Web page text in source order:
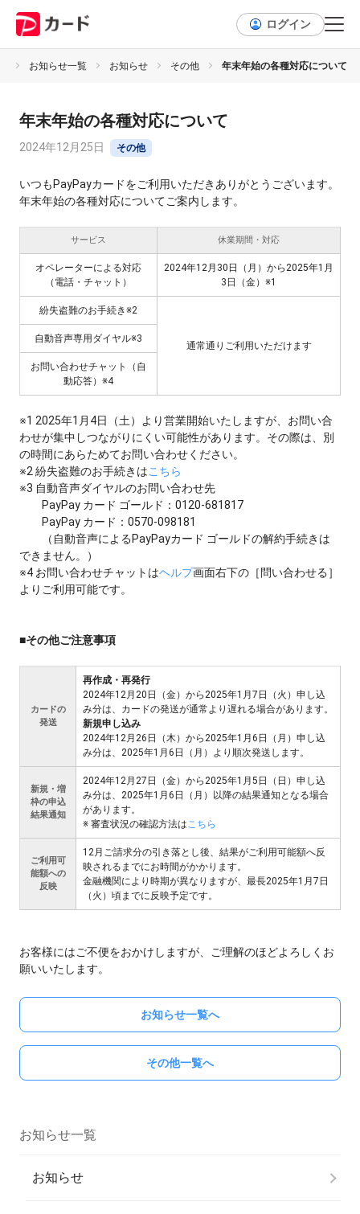
ログイン
お知らせ一覧 お知らせ その他 年末年始の各種対応について
年末年始の各種対応について
2024年12月25日 その他
いつもPayPayカードをご利用いただきありがとうございます。
年末年始の各種対応についてご案内します。
サービス 休業期間・対応
オペレーターによる対応
（電話・チャット）
2024年12月30日（月）から2025年1月
3日（金）※1
紛失盗難のお手続き※2
通常通りご利用いただけます
自動音声専用ダイヤル※3
お問い合わせチャット（自
動応答）※4
※1 2025年1月4日（土）より営業開始いたしますが、お問い合
わせが集中しつながりにくい可能性があります。その際は、別
の時間にあらためてお問い合わせください。
※2 紛失盗難のお手続きはこちら
※3 自動音声ダイヤルのお問い合わせ先
PayPay カード ゴールド：0120-681817
PayPay カード：0570-098181
（自動音声によるPayPayカード ゴールドの解約手続きは
できません。）
※4 お問い合わせチャットはヘルプ画面右下の［問い合わせる］
よりご利用可能です。
■その他ご注意事項
カードの
発送
再作成・再発行
2024年12月20日（金）から2025年1月7日（火）申し込
み分は、カードの発送が通常より遅れる場合があります。
新規申し込み
2024年12月26日（木）から2025年1月6日（月）申し込
み分は、2025年1月6日（月）より順次発送します。
新規・増
枠の申込
結果通知
2024年12月27日（金）から2025年1月5日（日）申し込
み分は、2025年1月6日（月）以降の結果通知となる場合
があります。
※ 審査状況の確認方法はこちら
ご利用可
能額への
反映
12月ご請求分の引き落とし後、結果がご利用可能額へ反
映されるまでにお時間がかかります。
金融機関により時期が異なりますが、最長2025年1月7日
（火）頃までに反映予定です。
お客様にはご不便をおかけしますが、ご理解のほどよろしくお
願いいたします。
お知らせ一覧へ
その他一覧へ
お知らせ一覧
お知らせ